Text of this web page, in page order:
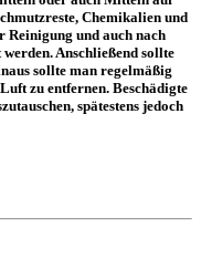
Chemikalien und
Reinigung und auch nach
Anschließend sollte
sollte man regelmäßig
zu entfernen. Beschädigte
spätestens jedoch